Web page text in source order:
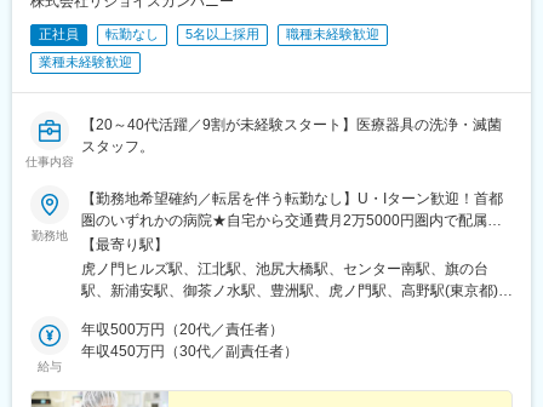
正社員 転勤なし 5名以上採用
職種未経験歓迎
業種未経験歓迎
仕事内容
【20～40代活躍／9割が未経験スタート】医療器具の洗浄・滅菌
スタッフ。
勤務地
【勤務地希望確約／転居を伴う転勤なし】U・Iターン歓迎！首都
圏のいずれかの病院★自宅から交通費月2万5000円圏内で配属先
を決定★U・Iターン支援制度あり★転居を伴う転勤なし（1）虎の
門病院／東京都港区虎ノ門2-2-2（2）東京女子医科大学附属足立
医療センター／東京都足立区江北4-33-1（3）東邦大学医療センタ
北部病院／神奈川県横浜市都筑区茅ケ崎中央35-1（5）昭和医科大
学病院／東京都品川区旗の台1-5-8（6）順天堂大学医学部附属浦
堂医院／東京都文京区本郷3-1-3（8）昭和医科大学江東豊洲病院
【最寄り駅】
虎ノ門ヒルズ駅、江北駅、池尻大橋駅、センター南駅、旗の台
駅、新浦安駅、御茶ノ水駅、豊洲駅、虎ノ門駅、高野駅(東京都)、
駅、荏原中延駅、新御茶ノ水駅
給与
年収500万円（20代／責任者）
年収450万円（30代／副責任者）